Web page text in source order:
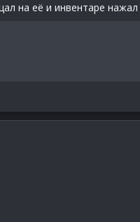
на её и инвентаре